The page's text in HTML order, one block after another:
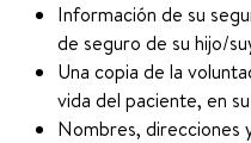
Información de su
de seguro de su hijo/
Una copia de la
vida del paciente, en
Nombres, direcciones